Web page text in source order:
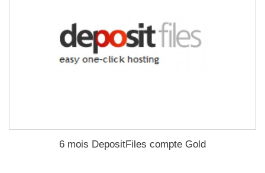
6 mois DepositFiles compte Gold